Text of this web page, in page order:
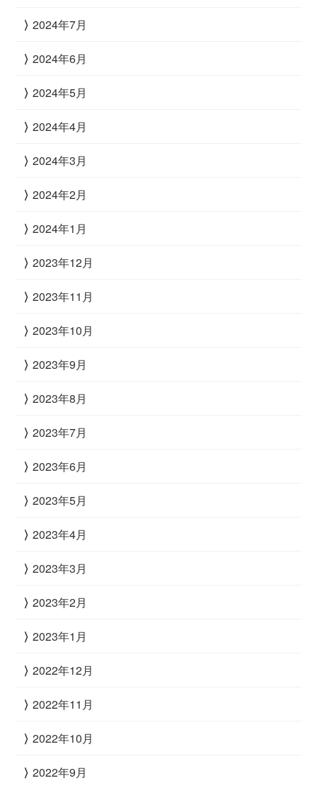
2024年7月
2024年6月
2024年5月
2024年4月
2024年3月
2024年2月
2024年1月
2023年12月
2023年11月
2023年10月
2023年9月
2023年8月
2023年7月
2023年6月
2023年5月
2023年4月
2023年3月
2023年2月
2023年1月
2022年12月
2022年11月
2022年10月
2022年9月